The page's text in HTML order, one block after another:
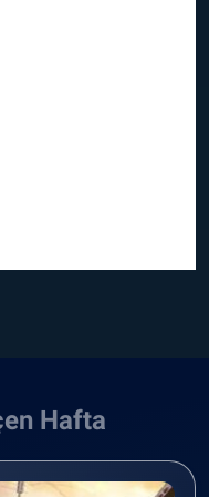
Hafta